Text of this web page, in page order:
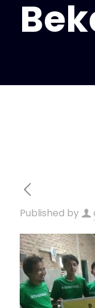
Published by